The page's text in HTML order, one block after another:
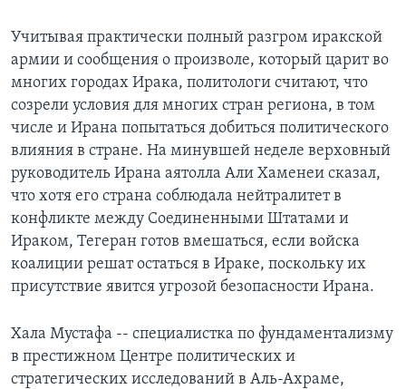
Learning English
СОЦИАЛЬНЫЕ СЕТИ
Языки
Учитывая практически полный разгром иракской
армии и сообщения о произволе, который царит во
многих городах Ирака, политологи считают, что
созрели условия для многих стран региона, в том
числе и Ирана попытаться добиться политического
влияния в стране. На минувшей неделе верховный
руководитель Ирана аятолла Али Хаменеи сказал,
что хотя его страна соблюдала нейтралитет в
конфликте между Соединенными Штатами и
Ираком, Тегеран готов вмешаться, если войска
коалиции решат остаться в Ираке, поскольку их
присутствие явится угрозой безопасности Ирана.
Хала Мустафа -- специалистка по фундаментализму
в престижном Центре политических и
стратегических исследований в Аль-Ахраме,